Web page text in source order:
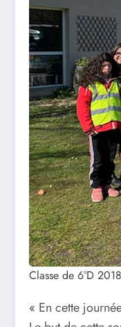
Classe de 6°D
« En cette